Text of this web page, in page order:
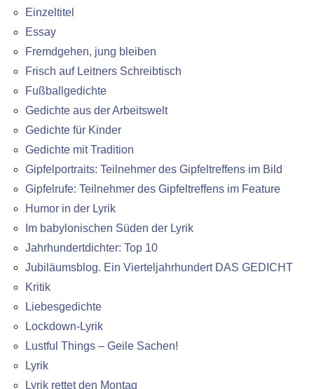
Einzeltitel
Essay
Fremdgehen, jung bleiben
Frisch auf Leitners Schreibtisch
Fußballgedichte
Gedichte aus der Arbeitswelt
Gedichte für Kinder
Gedichte mit Tradition
Gipfelportraits: Teilnehmer des Gipfeltreffens im Bild
Gipfelrufe: Teilnehmer des Gipfeltreffens im Feature
Humor in der Lyrik
Im babylonischen Süden der Lyrik
Jahrhundertdichter: Top 10
Jubiläumsblog. Ein Vierteljahrhundert DAS GEDICHT
Kritik
Liebesgedichte
Lockdown-Lyrik
Lustful Things – Geile Sachen!
Lyrik
Lyrik rettet den Montag